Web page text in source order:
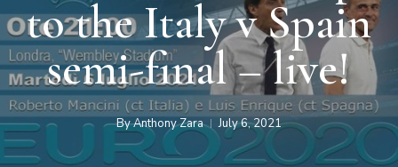
to the Italy v Spain
semi-final – live!
ByAnthony Zara July 6, 2021